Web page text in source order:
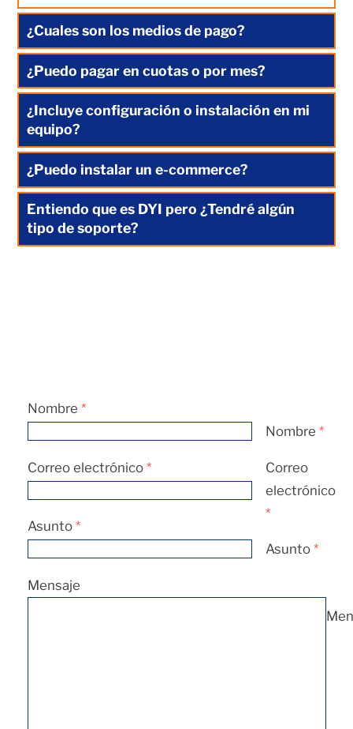
¿Cuales son los medios de pago?
¿Puedo pagar en cuotas o por mes?
¿Incluye configuración o instalación en mi
equipo?
¿Puedo instalar un e-commerce?
Entiendo que es DYI pero ¿Tendré algún
tipo de soporte?
Nombre *
Nombre *
Correo electrónico *
Correo
electrónico
*
Asunto *
Asunto *
Mensaje